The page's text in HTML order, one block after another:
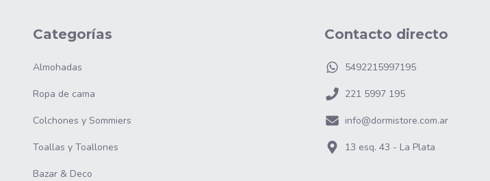
Categorías
Almohadas
Ropa de cama
Colchones y Sommiers
Toallas y Toallones
Bazar & Deco
Contacto directo
5492215997195
221 5997 195
info@dormistore.com.ar
13 esq. 43 - La Plata